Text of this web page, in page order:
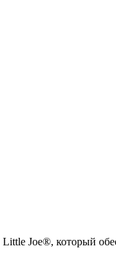
Joe®, который